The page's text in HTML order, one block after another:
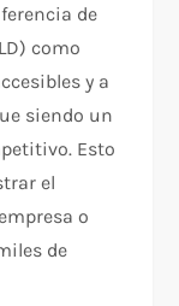
de
como
y a
siendo un
Esto
el
o
de